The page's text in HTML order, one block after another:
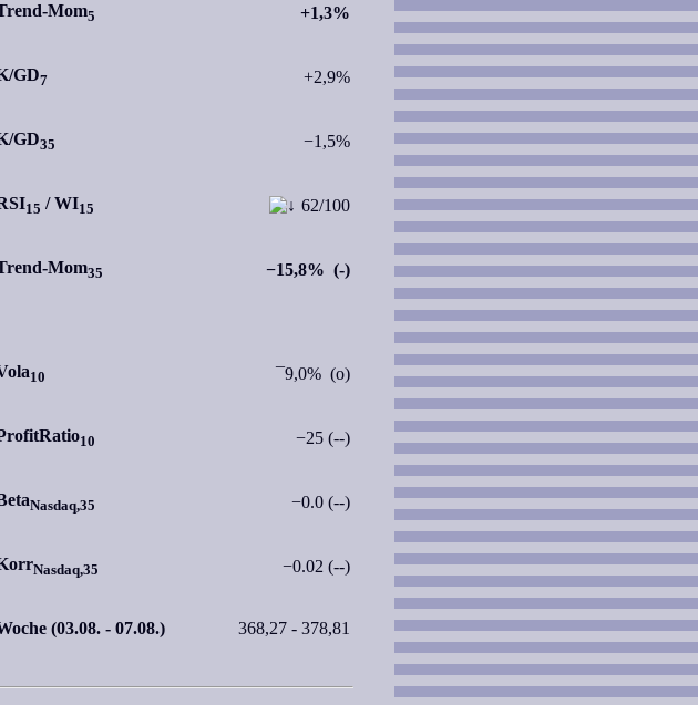
Mom5 +1,3%
GD7 +2,9%
GD35 −1,5%
15 /WI15 62/100
Mom35 −15,8% (-)
10 ¯9,0% (o)
10 −25 (--)
Nasdaq,35 −0.0 (--)
Nasdaq,35 −0.02 (--)
(03.08. - 07.08.) 368,27 - 378,81